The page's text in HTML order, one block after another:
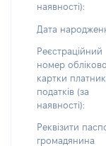
наявності):
Дата
Реєстраційний
номер
картки
податків (за
наявності):
Реквізити
громадянина